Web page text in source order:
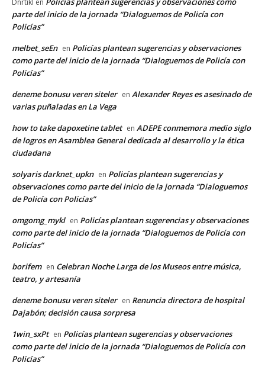
Dnrtikl en
parte del inicio de la jornada “Dialoguemos de Policía con
Policías”
melbet_seEn en Policías plantean sugerencias y observaciones
como parte del inicio de la jornada “Dialoguemos de Policía con
Policías”
deneme bonusu veren siteler en Alexander Reyes es asesinado de
varias puñaladas en La Vega
how to take dapoxetine tablet en ADEPE conmemora medio siglo
de logros en Asamblea General dedicada al desarrollo y la ética
ciudadana
solyaris darknet_upkn en Policías plantean sugerencias y
observaciones como parte del inicio de la jornada “Dialoguemos
de Policía con Policías”
omgomg_mykl en Policías plantean sugerencias y observaciones
como parte del inicio de la jornada “Dialoguemos de Policía con
Policías”
borifem en Celebran Noche Larga de los Museos entre música,
teatro, y artesanía
deneme bonusu veren siteler en Renuncia directora de hospital
Dajabón; decisión causa sorpresa
1win_sxPt en Policías plantean sugerencias y observaciones
como parte del inicio de la jornada “Dialoguemos de Policía con
Policías”